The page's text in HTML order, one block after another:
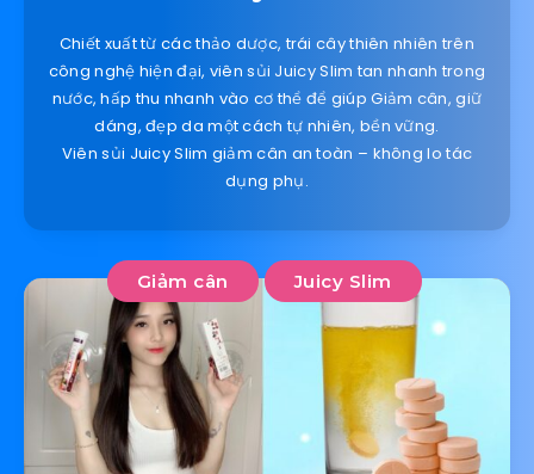
Chiết xuất từ các thảo dược, trái cây thiên nhiên trên
công nghệ hiện đại, viên sủi Juicy Slim tan nhanh trong
nước, hấp thu nhanh vào cơ thể để giúp Giảm cân, giữ
dáng, đẹp da một cách tự nhiên, bền vững.
Viên sủi Juicy Slim giảm cân an toàn – không lo tác
dụng phụ.
Giảm cân Juicy Slim